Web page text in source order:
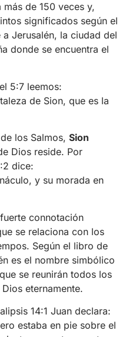
de 150 veces y,
significados según el
Jerusalén, la ciudad del
donde se encuentra el
5:7 leemos:
de Sion, que es la
los Salmos, Sion
Dios reside. Por
dice:
y su morada en
connotación
se relaciona con los
Según el libro de
es el nombre simbólico
se reunirán todos los
eternamente.
14:1 Juan declara:
estaba en pie sobre el